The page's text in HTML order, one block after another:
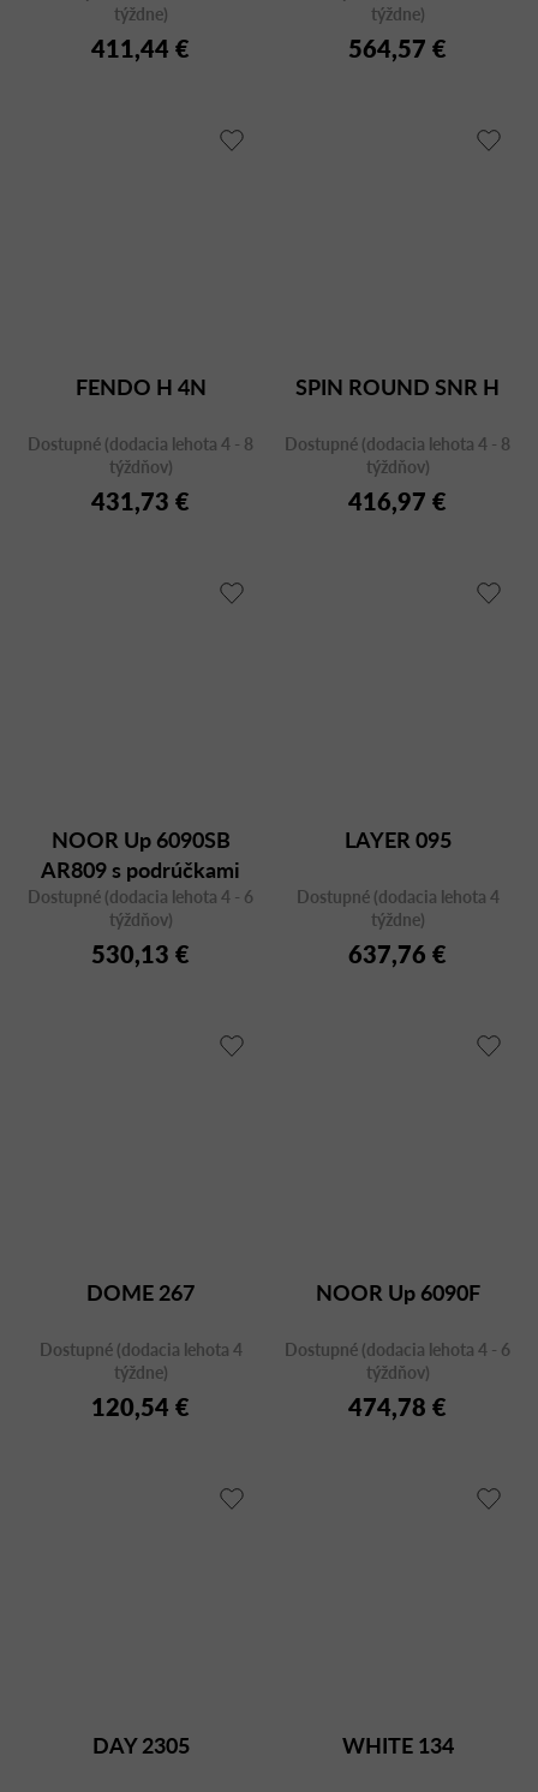
týždne)
411,44 €
týždne)
564,57 €
FENDO H 4N
Dostupné (dodacia lehota 4 - 8
týždňov)
431,73 €
SPIN ROUND SNR H
Dostupné (dodacia lehota 4 - 8
týždňov)
416,97 €
NOOR Up 6090SB
AR809 s podrúčkami
Dostupné (dodacia lehota 4 - 6
týždňov)
530,13 €
LAYER 095
Dostupné (dodacia lehota 4
týždne)
637,76 €
DOME 267
Dostupné (dodacia lehota 4
týždne)
120,54 €
NOOR Up 6090F
Dostupné (dodacia lehota 4 - 6
týždňov)
474,78 €
DAY 2305 WHITE 134